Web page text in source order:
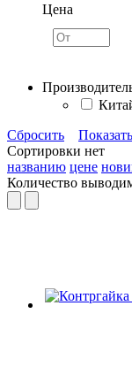
Цена
Сбросить
Показать
Сортировки нет
названию цене
Количество